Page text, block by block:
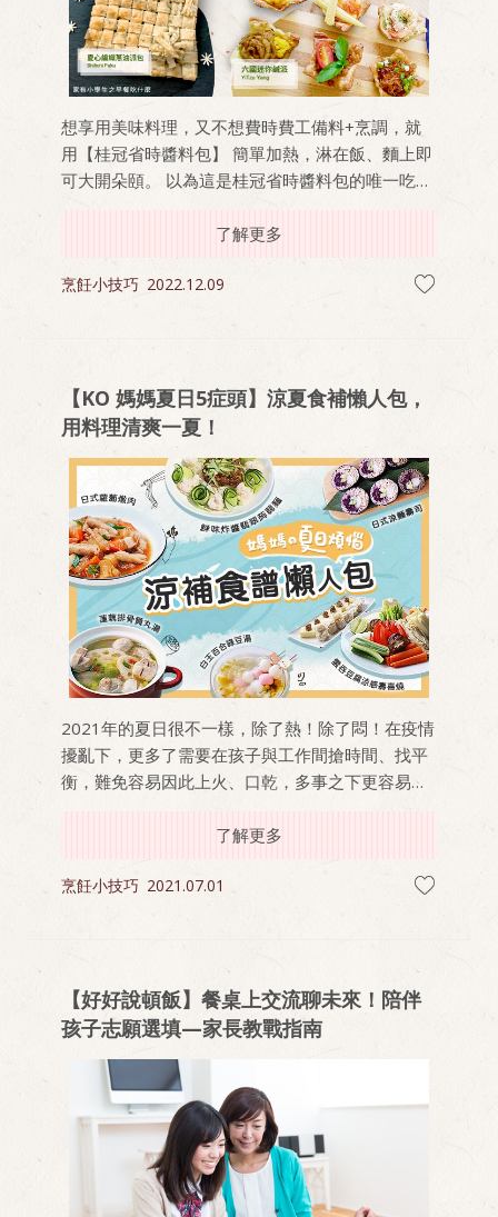
想享用美味料理，又不想費時費工備料+烹調，就
用【桂冠省時醬料包】 簡單加熱，淋在飯、麵上即
可大開朵頤。 以為這是桂冠省時醬料包的唯一吃
法？那就大錯特錯啦！
了解更多
烹飪小技巧 2022.12.09
【KO 媽媽夏日5症頭】涼夏食補懶人包，
用料理清爽一夏！
2021年的夏日很不一樣，除了熱！除了悶！在疫情
擾亂下，更多了需要在孩子與工作間搶時間、找平
衡，難免容易因此上火、口乾，多事之下更容易操
煩到吃不下，睡不好，連帶隔天精神也變差。這些
困擾讓你受不了了嗎？了解更多
烹飪小技巧 2021.07.01
【好好說頓飯】餐桌上交流聊未來！陪伴
孩子志願選填—家長教戰指南